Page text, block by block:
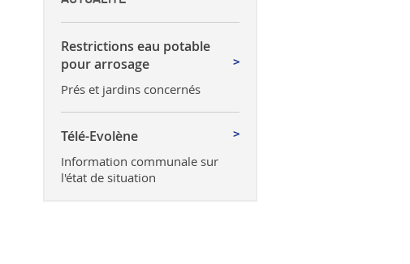
Restrictions eau potable
pour arrosage
Prés et jardins concernés
Télé-Evolène
Information communale sur
l'état de situation